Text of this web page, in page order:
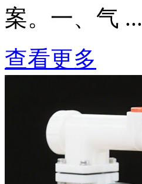
案。一、气 ...
查看更多